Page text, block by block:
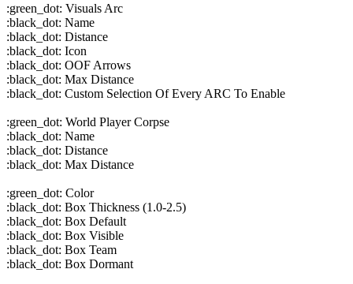
:green_dot: Visuals Arc
:black_dot: Name
:black_dot: Distance
:black_dot: Icon
:black_dot: OOF Arrows
:black_dot: Max Distance
:black_dot: Custom Selection Of Every ARC To Enable
:green_dot: World Player Corpse
:black_dot: Name
:black_dot: Distance
:black_dot: Max Distance
:green_dot: Color
:black_dot: Box Thickness (1.0-2.5)
:black_dot: Box Default
:black_dot: Box Visible
:black_dot: Box Team
:black_dot: Box Dormant